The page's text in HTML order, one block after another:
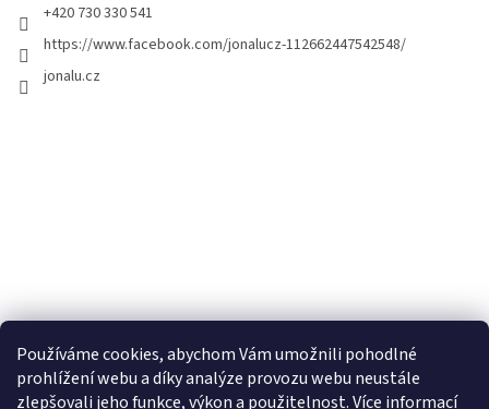
Používáme cookies, abychom Vám umožnili pohodlné
prohlížení webu a díky analýze provozu webu neustále
zlepšovali jeho funkce, výkon a použitelnost.Více informací
+420 730 330 541
https://www.facebook.com/jonalucz-112662447542548/
jonalu.cz